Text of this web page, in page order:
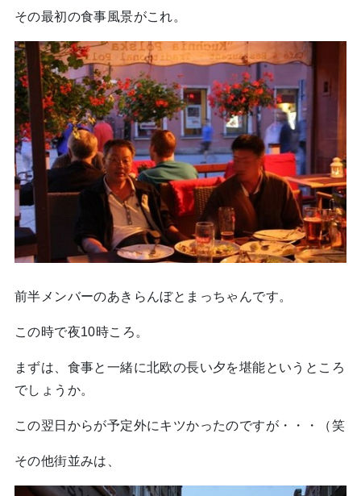
その最初の食事風景がこれ。
前半メンバーのあきらんぼとまっちゃんです。
この時で夜10時ころ。
まずは、食事と一緒に北欧の長い夕を堪能というところ
でしょうか。
この翌日からが予定外にキツかったのですが・・・（笑
その他街並みは、